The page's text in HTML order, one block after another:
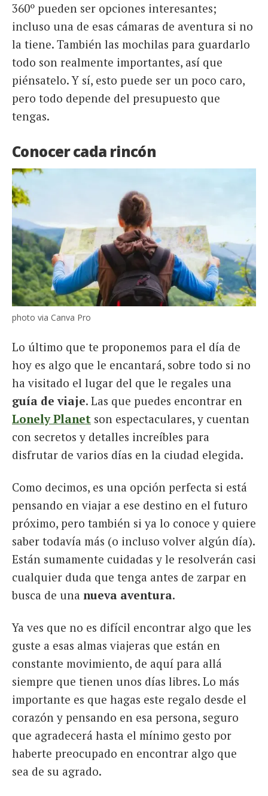
360º pueden ser opciones interesantes;
incluso una de esas cámaras de aventura si no
la tiene. También las mochilas para guardarlo
todo son realmente importantes, así que
piénsatelo. Y sí, esto puede ser un poco caro,
pero todo depende del presupuesto que
tengas.
Conocer cada rincón
photo via Canva Pro
Lo último que te proponemos para el día de
hoy es algo que le encantará, sobre todo si no
ha visitado el lugar del que le regales una
guía de viaje. Las que puedes encontrar en
Lonely Planet son espectaculares, y cuentan
con secretos y detalles increíbles para
disfrutar de varios días en la ciudad elegida.
Como decimos, es una opción perfecta si está
pensando en viajar a ese destino en el futuro
próximo, pero también si ya lo conoce y quiere
saber todavía más (o incluso volver algún día).
Están sumamente cuidadas y le resolverán casi
cualquier duda que tenga antes de zarpar en
busca de una nueva aventura.
Ya ves que no es difícil encontrar algo que les
guste a esas almas viajeras que están en
constante movimiento, de aquí para allá
siempre que tienen unos días libres. Lo más
importante es que hagas este regalo desde el
corazón y pensando en esa persona, seguro
que agradecerá hasta el mínimo gesto por
haberte preocupado en encontrar algo que
sea de su agrado.